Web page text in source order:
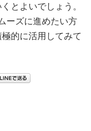
とよいでしょう。
ーズに進めたい方
的に活用してみて